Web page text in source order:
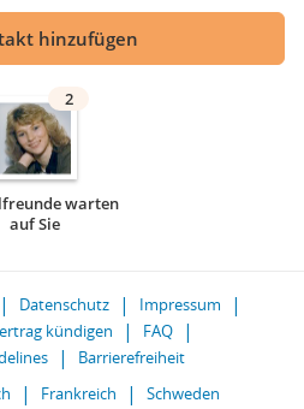
hinzufügen
2
warten
auf Sie
Datenschutz
Impressum
kündigen
FAQ
Barrierefreiheit
Frankreich Schweden